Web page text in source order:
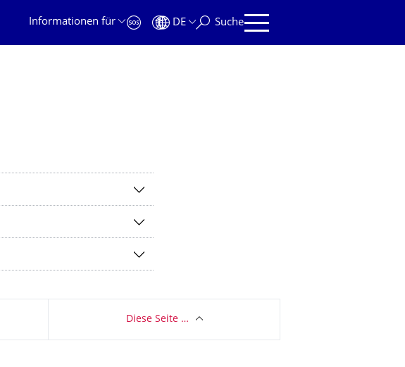
Informationen für
DE Suche
Diese Seite …